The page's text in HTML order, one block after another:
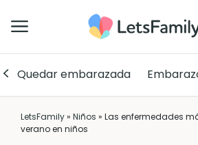
Quedar embarazada
LetsFamily» Niños » Las enfermedades
verano en niños